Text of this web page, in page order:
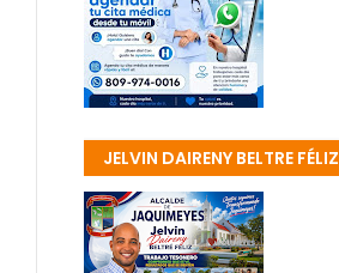
JELVIN DAIRENY BELTRE FÉLIZ